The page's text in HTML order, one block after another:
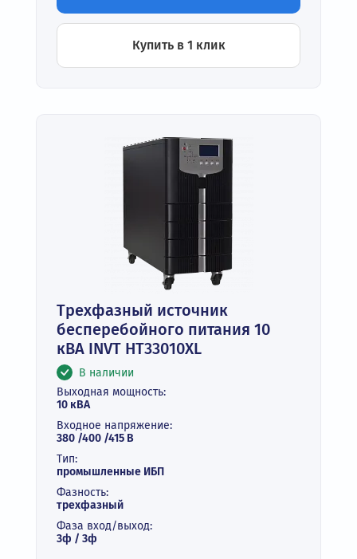
Купить в 1 клик
Трехфазный источник
бесперебойного питания 10
кВА INVT HT33010XL
В наличии
Выходная мощность:
10 кВА
Входное напряжение:
380 /400 /415 В
Тип:
промышленные ИБП
Фазность:
трехфазный
Фаза вход/выход:
3ф / 3ф